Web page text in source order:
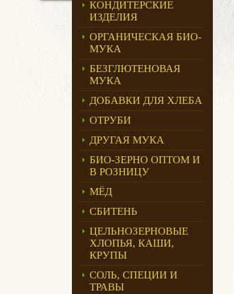
КОНДИТЕРСКИЕ
ИЗДЕЛИЯ
ОРГАНИЧЕСКАЯ БИО-
МУКА
БЕЗГЛЮТЕНОВАЯ
МУКА
ДОБАВКИ ДЛЯ ХЛЕБА
ОТРУБИ
ДРУГАЯ МУКА
БИО-ЗЕРНО ОПТОМ И
В РОЗНИЦУ
МЁД
СБИТЕНЬ
ЦЕЛЬНОЗЕРНОВЫЕ
ХЛОПЬЯ, КАШИ,
КРУПЫ
СОЛЬ, СПЕЦИИ И
ТРАВЫ